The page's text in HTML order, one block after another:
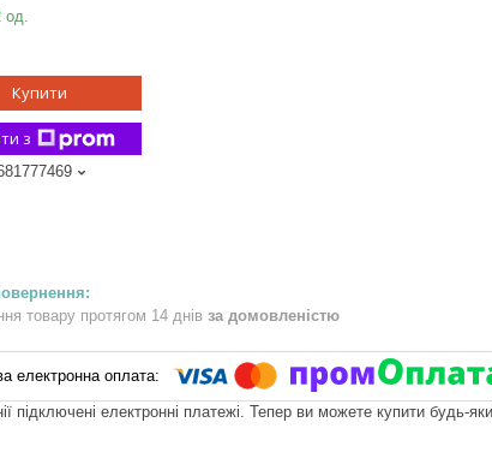
од.
Купити
з
товару протягом 14 днів за домовленістю
підключені електронні платежі. Тепер ви можете купити будь-